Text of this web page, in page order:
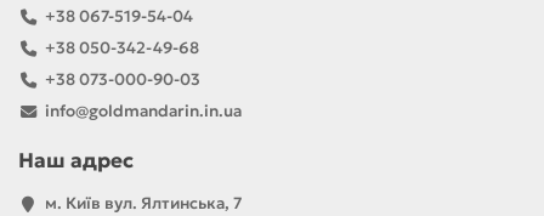
+38 067-519-54-04
+38 050-342-49-68
+38 073-000-90-03
info@goldmandarin.in.ua
Наш адрес
м. Київ вул. Ялтинська, 7